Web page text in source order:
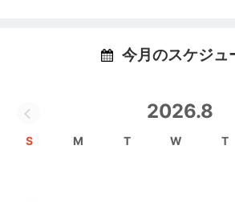
日常そのものが、ちょっとワクワ
今月のスケジュ
2026.8
S M T W T